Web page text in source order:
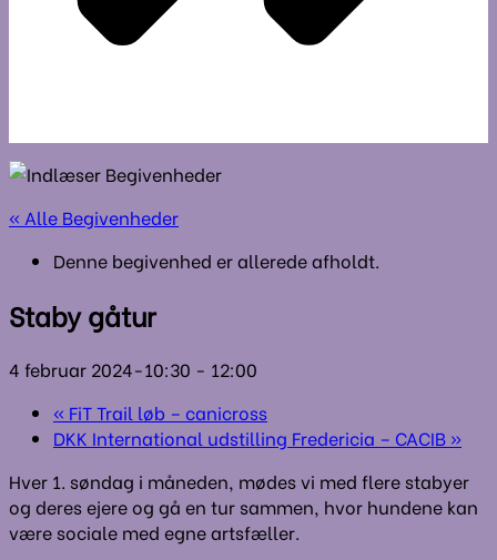
« Alle Begivenheder
Denne begivenhed er allerede afholdt.
Staby gåtur
4 februar 2024-10:30 - 12:00
« FiT Trail løb – canicross
DKK International udstilling Fredericia – CACIB »
Hver 1. søndag i måneden, mødes vi med flere stabyer
og deres ejere og gå en tur sammen, hvor hundene kan
være sociale med egne artsfæller.